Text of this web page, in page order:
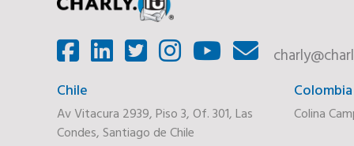
Chile
Av Vitacura 2939, Piso 3, Of. 301, Las
Condes, Santiago de Chile
Colombia
Colina